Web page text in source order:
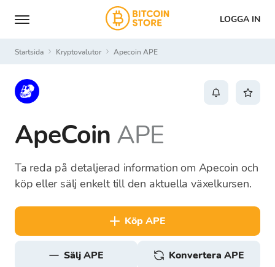
LOGGA IN
Startsida Kryptovalutor Apecoin APE
ApeCoin APE
Ta reda på detaljerad information om Apecoin och
köp eller sälj enkelt till den aktuella växelkursen.
köp APE
sälj APE Konvertera APE